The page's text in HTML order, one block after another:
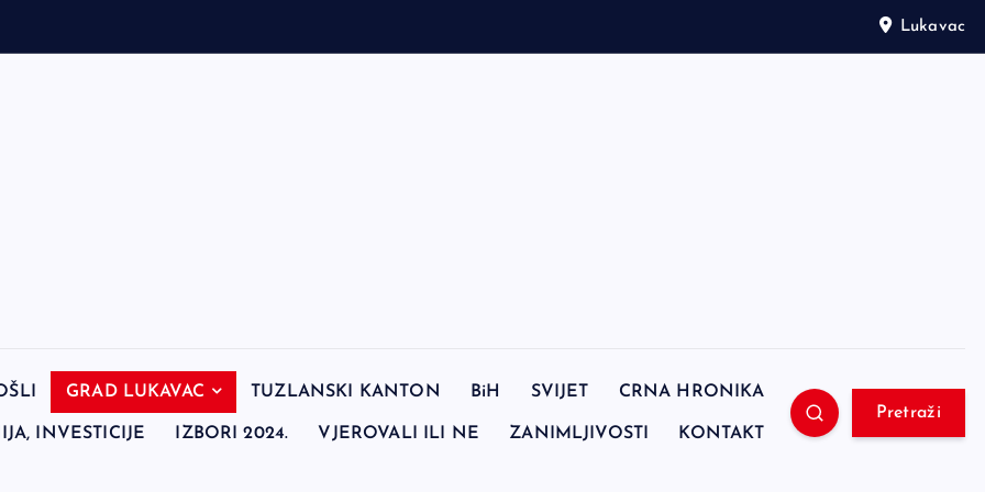
Lukavac
GRAD LUKAVAC TUZLANSKI KANTON BiH SVIJET CRNA HRONIKA
INVESTICIJE IZBORI 2024. VJEROVALI ILI NE ZANIMLJIVOSTI KONTAKT
Pretraži